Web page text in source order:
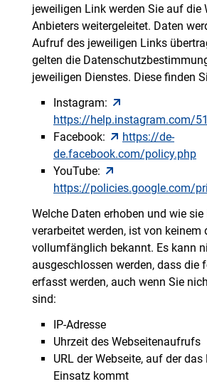
jeweiligen Link werden Sie auf die
Anbieters weitergeleitet. Daten
Aufruf des jeweiligen Links
gelten die
jeweiligen Dienstes. Diese finden
Instagram:
https://help.instagram.com/
Facebook:
https://de-
de.facebook.com/policy.php
YouTube:
https://policies.google.com/
Welche Daten erhoben und wie
verarbeitet werden, ist von keinem
vollumfänglich bekannt. Es kann
ausgeschlossen werden, dass die
erfasst werden, auch wenn Sie
sind:
IP-Adresse
Uhrzeit des Webseitenaufrufs
URL der Webseite, auf der
Einsatz kommt